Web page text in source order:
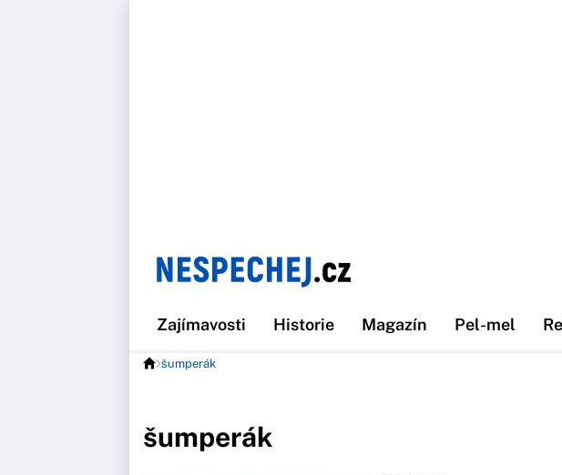
Zajímavosti Historie Magazín Pel-mel
šumperák
šumperák